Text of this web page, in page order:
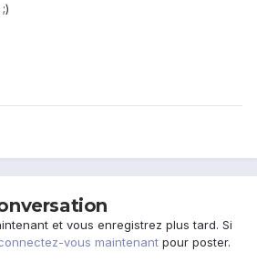
et vous enregistrez plus tard. Si
vous maintenant pour poster.